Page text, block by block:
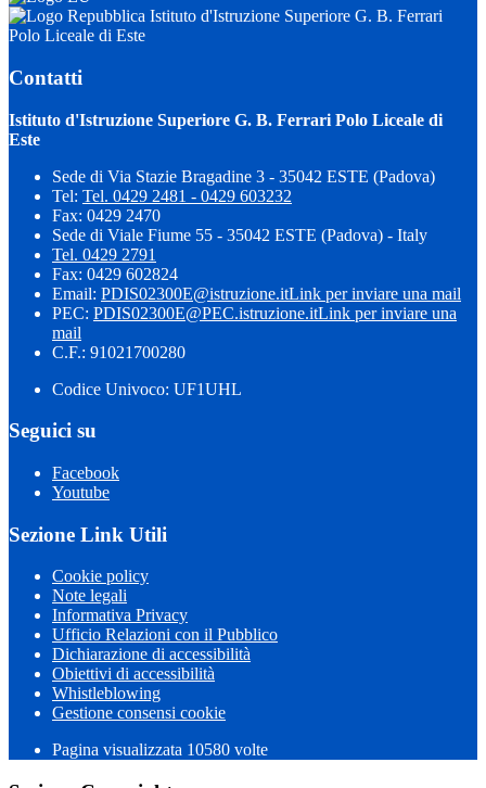
Istituto d'Istruzione Superiore G. B. Ferrari
Polo Liceale di Este
Contatti
Istituto d'Istruzione Superiore G. B. Ferrari Polo Liceale di
Este
Sede di Via Stazie Bragadine 3 - 35042 ESTE (Padova)
Tel: Tel. 0429 2481 - 0429 603232
Fax: 0429 2470
Sede di Viale Fiume 55 - 35042 ESTE (Padova) - Italy
Tel. 0429 2791
Fax: 0429 602824
Email: PDIS02300E@istruzione.itLink per inviare una mail
PEC: PDIS02300E@PEC.istruzione.itLink per inviare una
mail
C.F.: 91021700280
Codice Univoco: UF1UHL
Seguici su
Facebook
Youtube
Sezione Link Utili
Cookie policy
Note legali
Informativa Privacy
Ufficio Relazioni con il Pubblico
Dichiarazione di accessibilità
Obiettivi di accessibilità
Whistleblowing
Gestione consensi cookie
Pagina visualizzata 10580 volte